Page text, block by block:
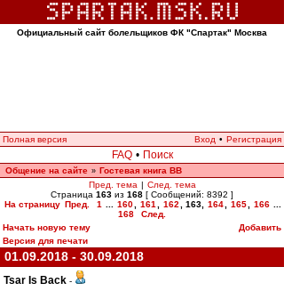
Официальный сайт болельщиков ФК "Спартак" Москва
Полная версия Вход • Регистрация
FAQ • Поиск
Общение на сайте » Гостевая книга ВВ
Пред. тема | След. тема
Страница 163 из 168 [ Сообщений: 8392 ]
На страницу Пред. 1 160 161 162 163, 164 165 166
168
След.
Начать новую тему
Добавить
Версия для печати
01.09.2018 - 30.09.2018
Tsar Is Back -